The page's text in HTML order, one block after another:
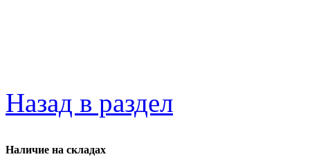
Назад в раздел
Наличие на складах